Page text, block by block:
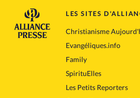
LES SITES
Christianisme
Evangéliques.info
Family
SpirituElles
Les Petits Reporters